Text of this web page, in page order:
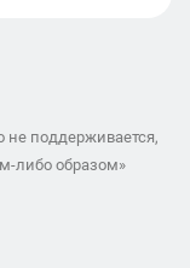
не поддерживается,
либо образом»